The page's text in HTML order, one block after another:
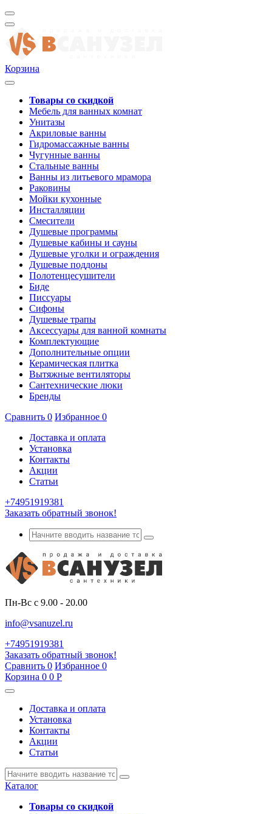
Корзина
Товары со скидкой
Мебель для ванных комнат
Унитазы
Акриловые ванны
Гидромассажные ванны
Чугунные ванны
Стальные ванны
Ванны из литьевого мрамора
Раковины
Мойки кухонные
Инсталляции
Смесители
Душевые программы
Душевые кабины и сауны
Душевые уголки и ограждения
Душевые поддоны
Полотенцесушители
Биде
Писсуары
Сифоны
Душевые трапы
Аксессуары для ванной комнаты
Комплектующие
Дополнительные опции
Керамическая плитка
Вытяжные вентиляторы
Сантехнические люки
Бренды
Сравнить 0 Избранное 0
Доставка и оплата
Установка
Контакты
Акции
Статьи
+74951919381
Заказать обратный звонок!
Пн-Вс с 9.00 - 20.00
info@vsanuzel.ru
+74951919381
Заказать обратный звонок!
Сравнить 0 Избранное 0
Корзина 0 0 Р
Доставка и оплата
Установка
Контакты
Акции
Статьи
Каталог
Товары со скидкой